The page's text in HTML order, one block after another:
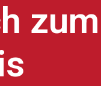
zum